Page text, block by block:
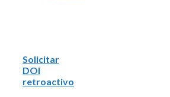
Solicitar
DOI
retroactivo